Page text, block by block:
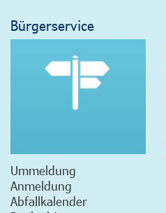
Bürgerservice
Ummeldung
Anmeldung
Abfallkalender